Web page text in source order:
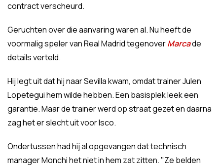
contract verscheurd.
Geruchten over die aanvaring waren al. Nu heeft de
voormalig speler van Real Madrid tegenoverMarcade
details verteld.
Hij legt uit dat hij naar Sevilla kwam, omdat trainer Julen
Lopetegui hem wilde hebben. Een basisplek leek een
garantie. Maar de trainer werd op straat gezet en daarna
zag het er slecht uit voor Isco.
Ondertussen had hij al opgevangen dat technisch
manager Monchi het niet in hem zat zitten. "Ze belden